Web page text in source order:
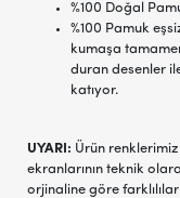
%100 Doğal
%100 Pamuk
kumaşa
duran desenler
katıyor.
UYARI: Ürün
ekranlarının teknik
orjinaline göre